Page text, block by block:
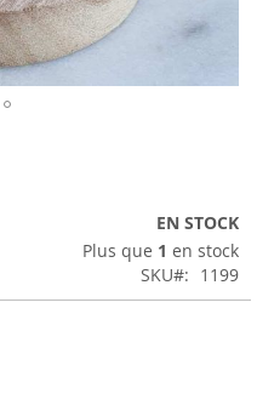
EN STOCK
Plus que 1 en stock
SKU
1199